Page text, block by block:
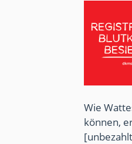
Wie
können,